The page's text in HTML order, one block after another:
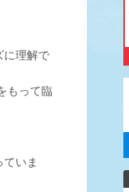
に理解で
もって臨
いま